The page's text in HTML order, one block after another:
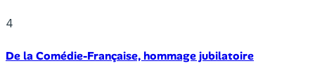
4
De la Comédie-Française, hommage jubilatoire